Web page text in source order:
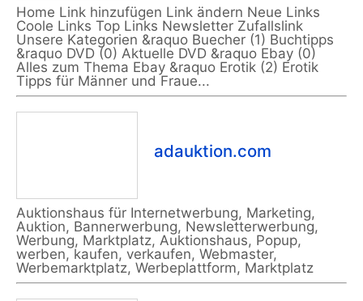
Home Link hinzufügen Link ändern Neue Links
Coole Links Top Links Newsletter Zufallslink
Unsere Kategorien &raquo Buecher (1) Buchtipps
&raquo DVD (0) Aktuelle DVD &raquo Ebay (0)
Alles zum Thema Ebay &raquo Erotik (2) Erotik
Tipps für Männer und Fraue...
adauktion.com
Auktionshaus für Internetwerbung, Marketing,
Auktion, Bannerwerbung, Newsletterwerbung,
Werbung, Marktplatz, Auktionshaus, Popup,
werben, kaufen, verkaufen, Webmaster,
Werbemarktplatz, Werbeplattform, Marktplatz